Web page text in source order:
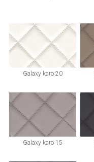
Galaxy karo 20
Galaxy karo 15